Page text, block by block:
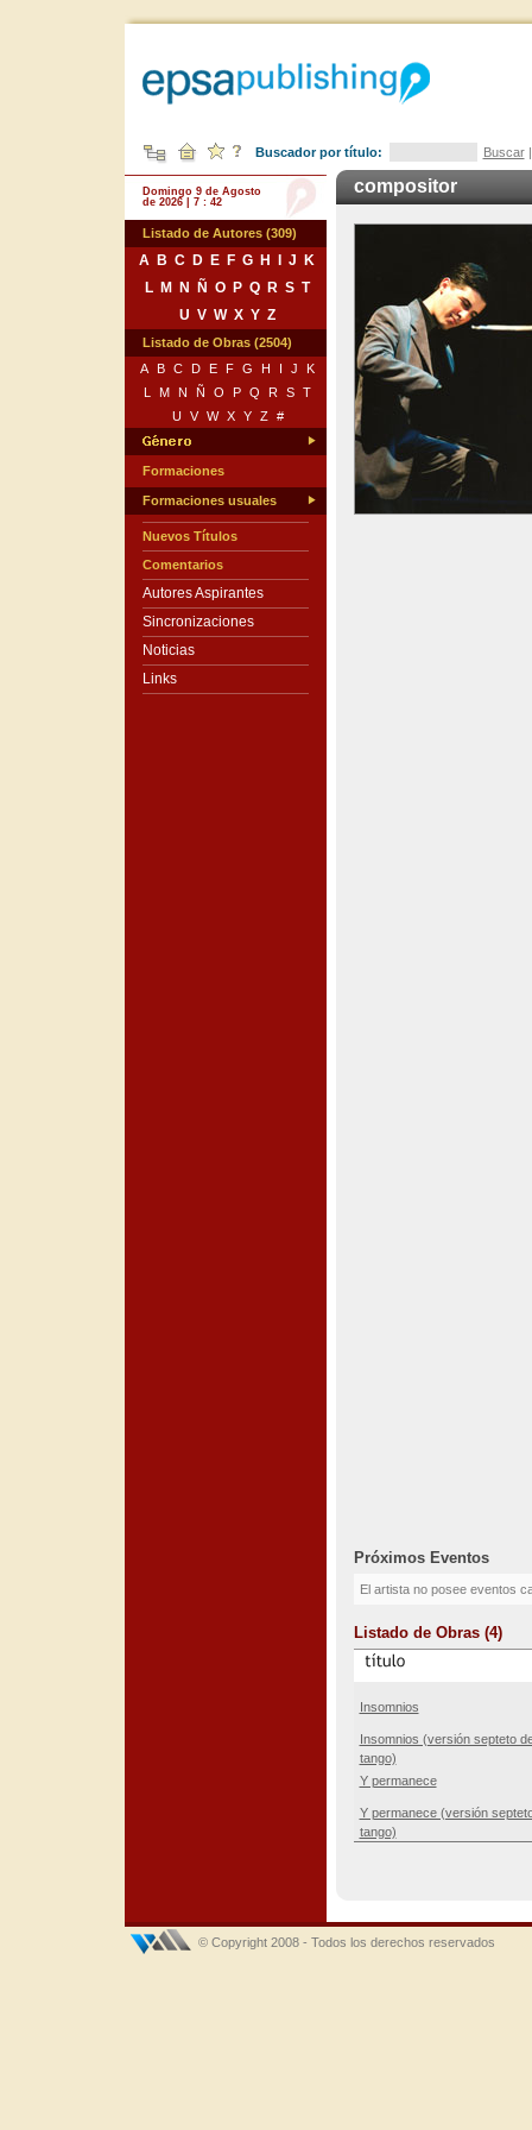
Buscador por título: Buscar
Domingo 9 de Agosto
de 2026 | 7 : 42
Listado de Autores (309)
A B C D E F G H J
K
L
M N Ñ O P Q R S T
U V W X Y Z
Listado de Obras (2504)
A
B C D E F G H I J
K
L
M N Ñ O P Q R S T
U
V W X Y Z #
Formaciones
Formaciones usuales
Nuevos Títulos
Comentarios
Autores Aspirantes
Sincronizaciones
Noticias
Links
compositor
Próximos Eventos
El artista no posee eventos
Listado de Obras (4)
Insomnios
Insomnios (versión septeto
tango)
Y permanece
Y permanece (versión
tango)
© Copyright 2008 - Todos los derechos reservados